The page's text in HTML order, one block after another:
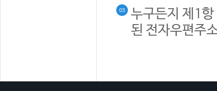
03
누구든지 제1
된 전자우편주